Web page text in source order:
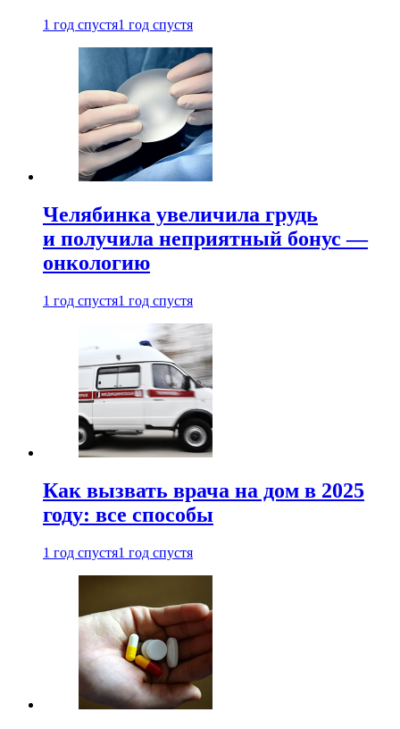
1 год спустя1 год спустя
Челябинка увеличила грудь
и получила неприятный бонус —
онкологию
1 год спустя1 год спустя
Как вызвать врача на дом в 2025
году: все способы
1 год спустя1 год спустя